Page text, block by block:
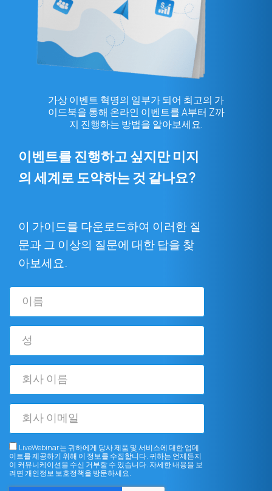
가상 이벤트 혁명의 일부가 되어 최고의 가
이드북을 통해 온라인 이벤트를 A부터 Z까
지 진행하는 방법을 알아보세요.
이벤트를 진행하고 싶지만 미지
의 세계로 도약하는 것 같나요?
이 가이드를 다운로드하여 이러한 질
문과 그 이상의 질문에 대한 답을 찾
아보세요.
름
사
이
사
이
메
일
LiveWebinar는 귀하에게 당사 제품 및 서비스에 대한 업데
이트를 제공하기 위해 이 정보를 수집합니다. 귀하는 언제든지
이 커뮤니케이션을 수신 거부할 수 있습니다. 자세한 내용을 보
려면개인정보 보호정책을 방문하세요.